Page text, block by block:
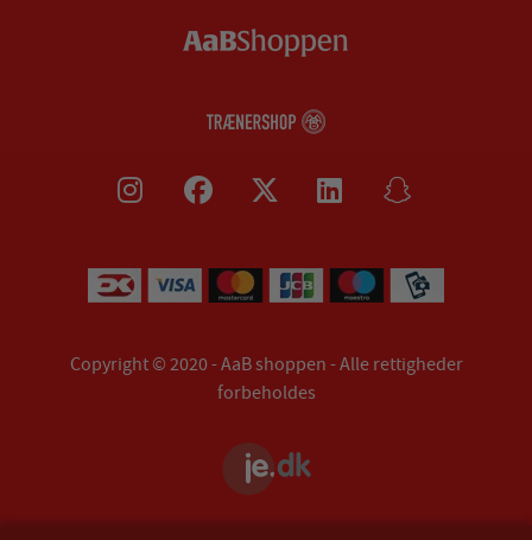
Copyright © 2020 - AaB shoppen - Alle rettigheder
forbeholdes